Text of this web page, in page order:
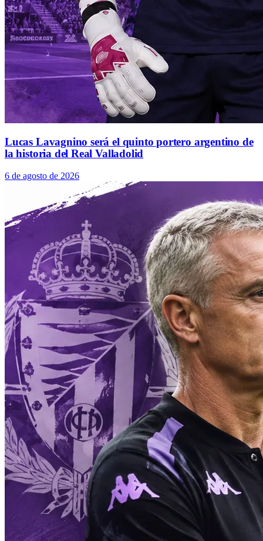
Lucas Lavagnino será el quinto portero argentino de
la historia del Real Valladolid
6 de agosto de 2026